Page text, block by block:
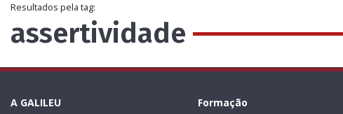
Resultados pela tag:
assertividade
A GALILEU
Formação